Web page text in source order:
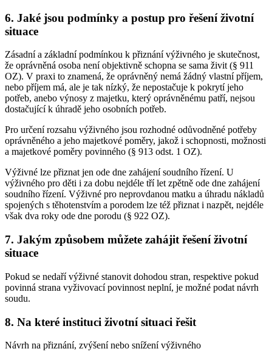
6. Jaké jsou podmínky a postup pro řešení životní
situace
Zásadní a základní podmínkou k přiznání výživného je skutečnost,
že oprávněná osoba není objektivně schopna se sama živit (§ 911
OZ). V praxi to znamená, že oprávněný nemá žádný vlastní příjem,
nebo příjem má, ale je tak nízký, že nepostačuje k pokrytí jeho
potřeb, anebo výnosy z majetku, který oprávněnému patří, nejsou
dostačující k úhradě jeho osobních potřeb.
Pro určení rozsahu výživného jsou rozhodné odůvodněné potřeby
oprávněného a jeho majetkové poměry, jakož i schopnosti, možnosti
a majetkové poměry povinného (§ 913 odst. 1 OZ).
Výživné lze přiznat jen ode dne zahájení soudního řízení. U
výživného pro děti i za dobu nejdéle tří let zpětně ode dne zahájení
soudního řízení. Výživné pro neprovdanou matku a úhradu nákladů
spojených s těhotenstvím a porodem lze též přiznat i nazpět, nejdéle
však dva roky ode dne porodu (§ 922 OZ).
7. Jakým způsobem můžete zahájit řešení životní
situace
Pokud se nedaří výživné stanovit dohodou stran, respektive pokud
povinná strana vyživovací povinnost neplní, je možné podat návrh
soudu.
8. Na které instituci životní situaci řešit
Návrh na přiznání, zvýšení nebo snížení výživného